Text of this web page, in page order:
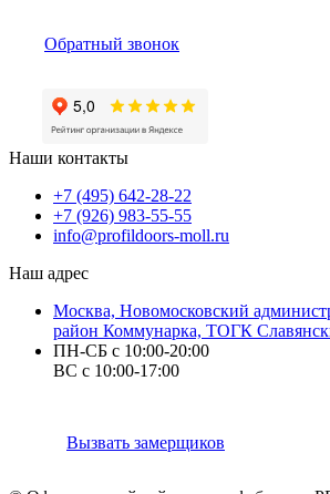
Обратный звонок
Наши контакты
+7 (495) 642-28-22
+7 (926) 983-55-55
info@profildoors-moll.ru
Наш адрес
Москва, Новомосковский
район Коммунарка, ТОГК
ПН-СБ с 10:00-20:00
ВС с 10:00-17:00
Вызвать замерщиков